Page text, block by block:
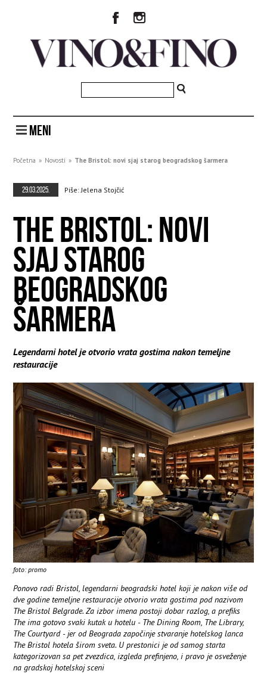
MENI
Početna » Novosti » The Bristol: novi sjaj starog beogradskog šarmera
29.03.2025. Piše: Jelena Stojčić
THE BRISTOL: NOVI
SJAJ STAROG
BEOGRADSKOG
ŠARMERA
Legendarni hotel je otvorio vrata gostima nakon temeljne
restauracije
foto: promo
Ponovo radi Bristol, legendarni beogradski hotel koji je nakon više od
dve godine temeljne restauracije otvorio vrata gostima pod nazivom
The Bristol Belgrade. Za izbor imena postoji dobar razlog, a prefiks
The ima gotovo svaki kutak u hotelu - The Dining Room, The Library,
The Courtyard - jer od Beograda započinje stvaranje hotelskog lanca
The Bristol hotela širom sveta. U prestonici je od samog starta
kategorizovan sa pet zvezdica, izgleda prefinjeno, i pravo je osveženje
na gradskoj hotelskoj sceni